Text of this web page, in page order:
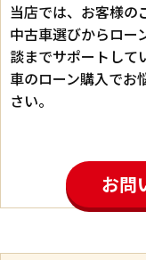
当店では、お客様の
中古車選びからロー
談までサポートして
車のローン購入でお
さい。
お問